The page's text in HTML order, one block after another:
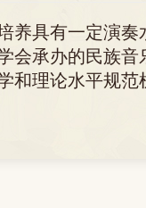
养具有一定演
会承办的民族
和理论水平规范